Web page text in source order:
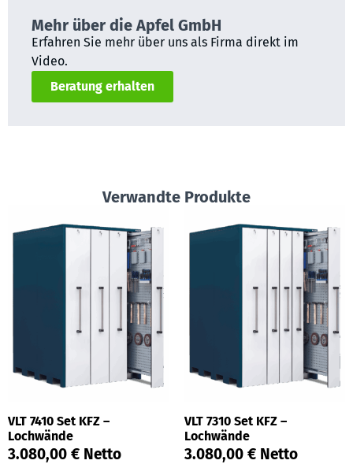
Mehr über die Apfel GmbH
Erfahren Sie mehr über uns als Firma direkt im
Video.
Beratung erhalten
Verwandte Produkte
VLT 7410 Set KFZ –
Lochwände
3.080,00 € Netto
VLT 7310 Set KFZ –
Lochwände
3.080,00 € Netto